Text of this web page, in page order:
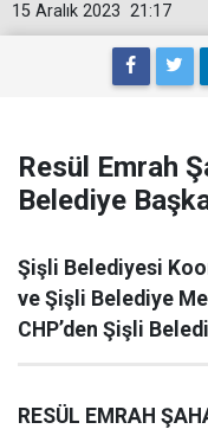
21:17
15 Aralık 2023
Resül Emrah
Belediye
Şişli Belediyesi
ve Şişli Belediye
CHP’den Şişli
RESÜL EMRAH